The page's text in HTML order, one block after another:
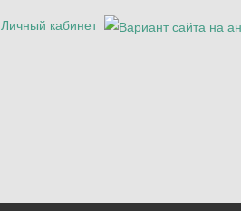
Личный кабинет